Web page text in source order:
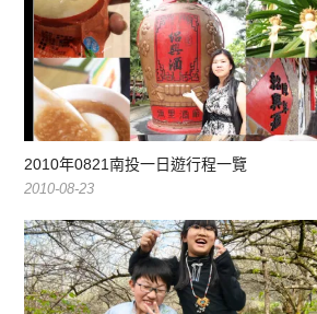
2010年0821南投一日遊行程一覽
2010-08-23